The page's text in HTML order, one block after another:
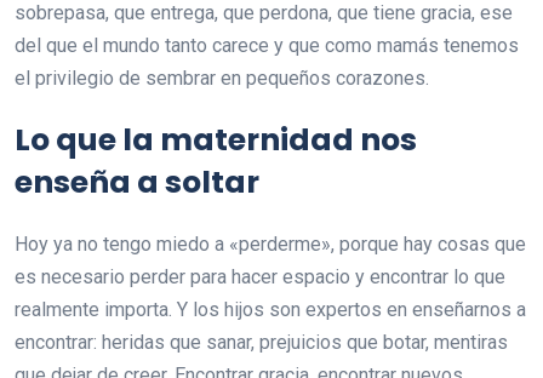
sobrepasa, que entrega, que perdona, que tiene gracia, ese
del que el mundo tanto carece y que como mamás tenemos
el privilegio de sembrar en pequeños corazones.
Lo que la maternidad nos
enseña a soltar
Hoy ya no tengo miedo a «perderme», porque hay cosas que
es necesario perder para hacer espacio y encontrar lo que
realmente importa. Y los hijos son expertos en enseñarnos a
encontrar: heridas que sanar, prejuicios que botar, mentiras